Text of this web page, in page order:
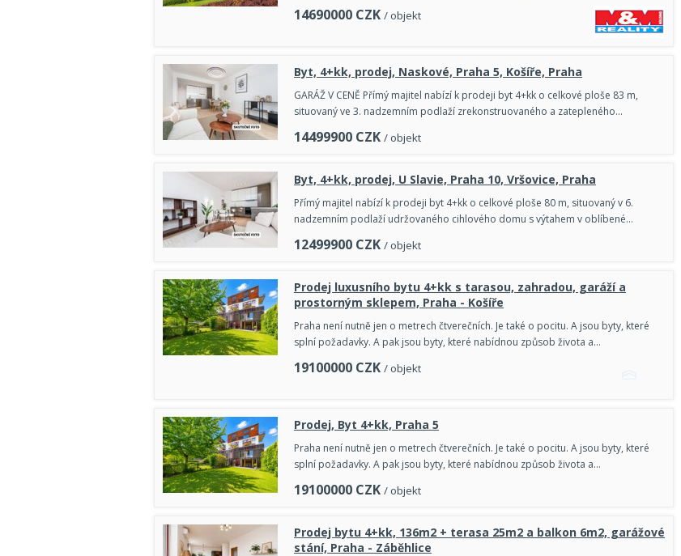
14690000 CZK / objekt
Byt, 4+kk, prodej, Naskové, Praha 5, Košíře, Praha
GARÁŽ V CENĚ Přímý majitel nabízí k prodeji byt 4+kk o celkové ploše 83 m,
situovaný ve 3. nadzemním podlaží zrekonstruovaného a zatepleného…
14499900 CZK / objekt
Byt, 4+kk, prodej, U Slavie, Praha 10, Vršovice, Praha
Přímý majitel nabízí k prodeji byt 4+kk o celkové ploše 80 m, situovaný v 6.
nadzemním podlaží udržovaného cihlového domu s výtahem v oblíbené…
12499900 CZK / objekt
Prodej luxusního bytu 4+kk s tarasou, zahradou, garáží a
prostorným sklepem, Praha - Košíře
Praha není nutně jen o metrech čtverečních. Je také o pocitu. A jsou byty, které
splní požadavky. A pak jsou byty, které nabídnou způsob života a…
19100000 CZK / objekt
Prodej, Byt 4+kk, Praha 5
Praha není nutně jen o metrech čtverečních. Je také o pocitu. A jsou byty, které
splní požadavky. A pak jsou byty, které nabídnou způsob života a…
19100000 CZK / objekt
Prodej bytu 4+kk, 136m2 + terasa 25m2 a balkon 6m2, garážové
stání, Praha - Záběhlice